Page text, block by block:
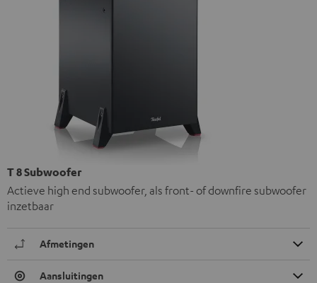
T 8 Subwoofer
Actieve high end subwoofer, als front- of downfire subwoofer
inzetbaar
Afmetingen
Aansluitingen